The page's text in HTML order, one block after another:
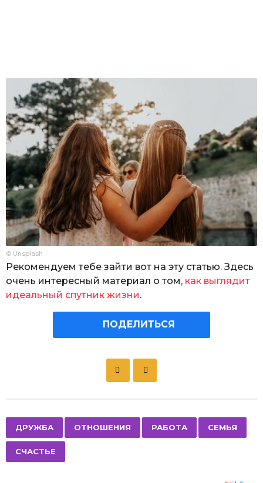
© Unsplash
Рекомендуем тебе зайти вот на эту статью. Здесь
очень интересный материал о том, как выглядит
идеальный спутник жизни.
ПОДЕЛИТЬСЯ
a
g
ДРУЖБА ОТНОШЕНИЯ РАБОТА СЕМЬЯ
СЧАСТЬЕ